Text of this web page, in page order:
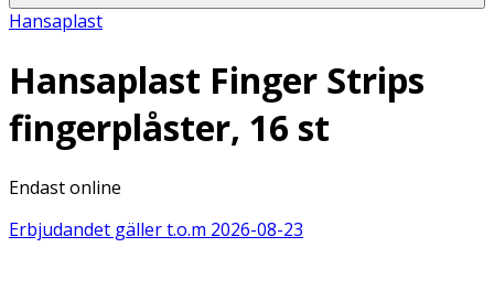
Hansaplast
Hansaplast Finger Strips
fingerplåster, 16 st
Endast online
Erbjudandet gäller t.o.m 2026-08-23